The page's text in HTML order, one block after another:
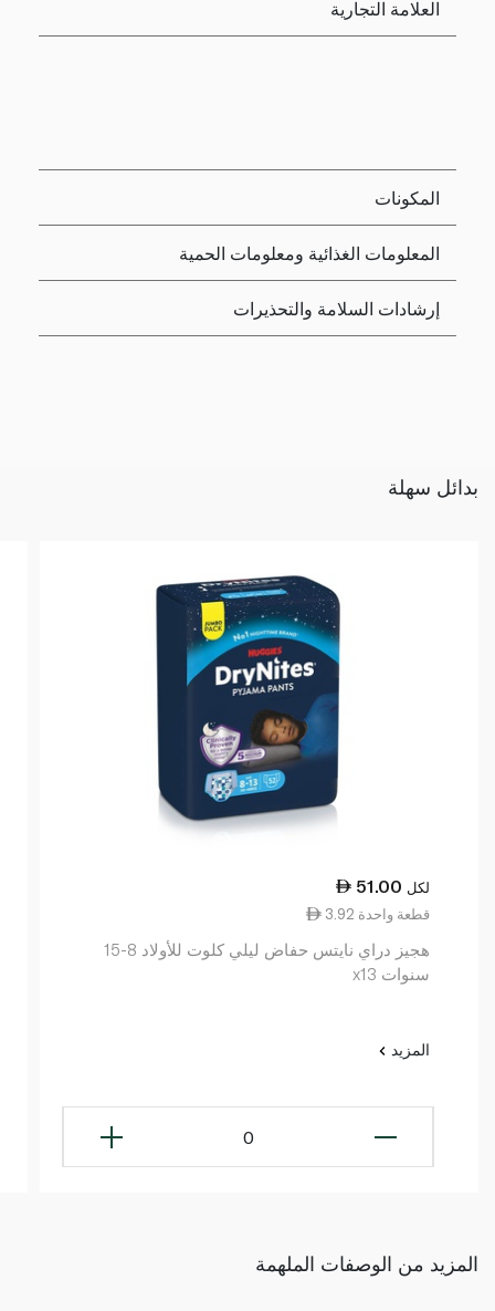
العلامة التجارية
المكونات
المعلومات الغذائية ومعلومات الحمية
إرشادات السلامة والتحذيرات
بدائل سهلة
51.00 لكل
3.92 قطعة واحدة
هجيز دراي نايتس حفاض ليلي كلوت للأولاد 8-15
سنوات x13
المزيد
0
المزيد من الوصفات الملهمة